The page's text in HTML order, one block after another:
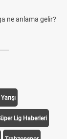
ne anlama gelir?
Lig Haberleri